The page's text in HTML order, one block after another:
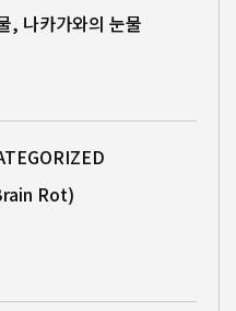
, 나카가와의 눈물
Rot)